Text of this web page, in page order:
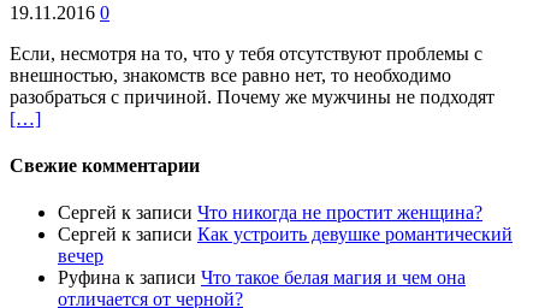
19.11.2016 0
Если, несмотря на то, что у тебя отсутствуют проблемы с
внешностью, знакомств все равно нет, то необходимо
разобраться с причиной. Почему же мужчины не подходят
[…]
Свежие комментарии
Сергей к записи Что никогда не простит женщина?
Сергей к записи Как устроить девушке романтический
вечер
Руфина к записи Что такое белая магия и чем она
отличается от черной?